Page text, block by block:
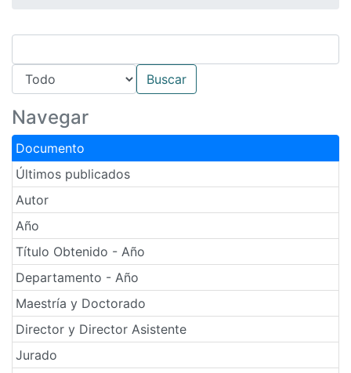
Navegar
Documento
Últimos publicados
Autor
Año
Título Obtenido - Año
Departamento - Año
Maestría y Doctorado
Director y Director Asistente
Jurado